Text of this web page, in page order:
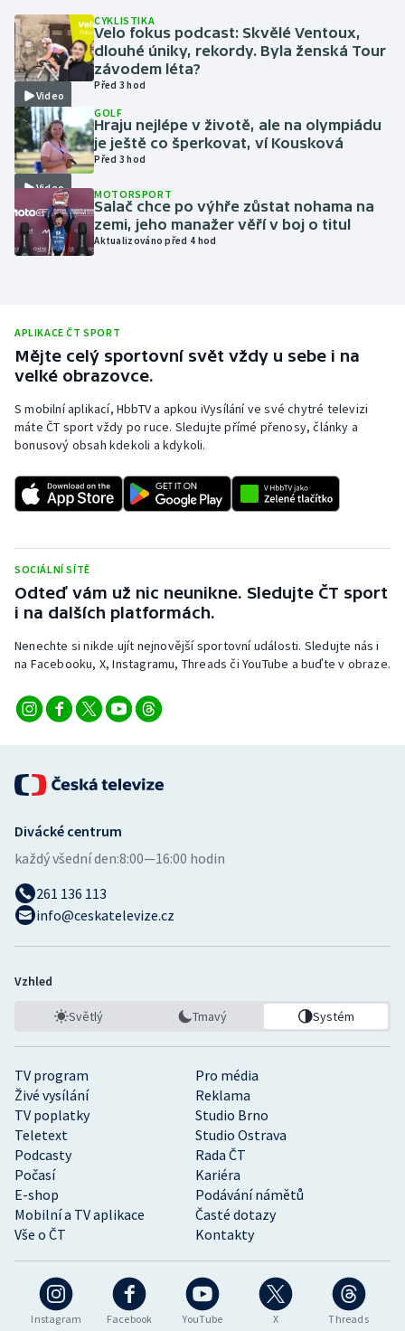
Krasobruslení
Lezení
Lyže a snowboard
Moderní pětiboj
Motorsport
Olympijské hry
Plážový volejbal
Ragby
Rychlobruslení
Rychlostní kanoistika
Sportovní střelba
Stolní tenis
Triatlon
Veslování
Vodní slalom
Volejbal
Ostatní
Video
CYKLISTIKA
Velo fokus podcast: Skvělé Ventoux,
dlouhé úniky, rekordy. Byla ženská Tour
závodem léta?
Před 3 hod
Video
GOLF
Hraju nejlépe v životě, ale na olympiádu
je ještě co šperkovat, ví Kousková
Před 3 hod
MOTORSPORT
Salač chce po výhře zůstat nohama na
zemi, jeho manažer věří v boj o titul
Aktualizováno před 4 hod
APLIKACE ČT SPORT
Mějte celý sportovní svět vždy u sebe i na
velké obrazovce.
S mobilní aplikací, HbbTV a apkou iVysílání ve své chytré televizi
máte ČT sport vždy po ruce. Sledujte přímé přenosy, články a
bonusový obsah kdekoli a kdykoli.
SOCIÁLNÍ SÍTĚ
Odteď vám už nic neunikne. Sledujte ČT sport
i na dalších platformách.
Nenechte si nikde ujít nejnovější sportovní události. Sledujte nás i
na Facebooku, X, Instagramu, Threads či YouTube a buďte v obraze.
Instagram Facebook YouTube X Threads
TV program
Pro média
Živé vysílání
Reklama
TV poplatky
Studio Brno
Teletext
Studio Ostrava
Podcasty
Rada ČT
Počasí
Kariéra
E-shop
Podávání námětů
Mobilní a TV aplikace
Časté dotazy
Vše o ČT
Kontakty
Divácké centrum
každý všední den:8:00—16:00 hodin
261 136 113
info@ceskatelevize.cz
Vzhled
Světlý Tmavý Systém